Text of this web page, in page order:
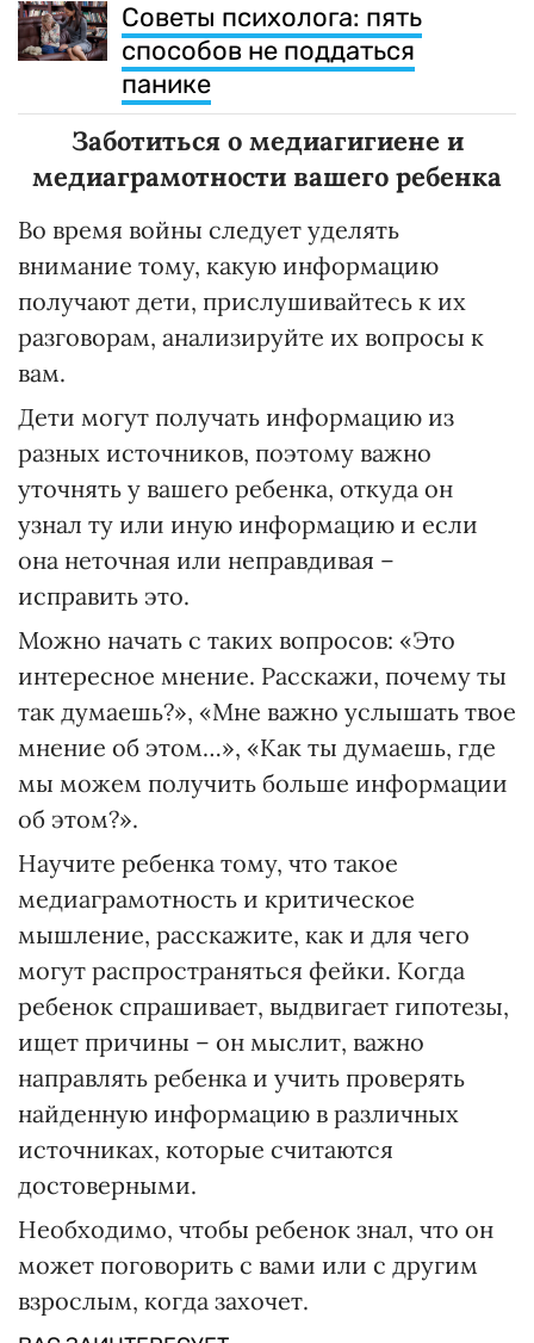
Советы психолога: пять
способов не поддаться
панике
Заботиться о медиагигиене и
медиаграмотности вашего ребенка
Во время войны следует уделять
внимание тому, какую информацию
получают дети, прислушивайтесь к их
разговорам, анализируйте их вопросы к
вам.
Дети могут получать информацию из
разных источников, поэтому важно
уточнять у вашего ребенка, откуда он
узнал ту или иную информацию и если
она неточная или неправдивая –
исправить это.
Можно начать с таких вопросов: «Это
интересное мнение. Расскажи, почему ты
так думаешь?», «Мне важно услышать твое
мнение об этом…», «Как ты думаешь, где
мы можем получить больше информации
об этом?».
Научите ребенка тому, что такое
медиаграмотность и критическое
мышление, расскажите, как и для чего
могут распространяться фейки. Когда
ребенок спрашивает, выдвигает гипотезы,
ищет причины – он мыслит, важно
направлять ребенка и учить проверять
найденную информацию в различных
источниках, которые считаются
достоверными.
Необходимо, чтобы ребенок знал, что он
может поговорить с вами или с другим
взрослым, когда захочет.